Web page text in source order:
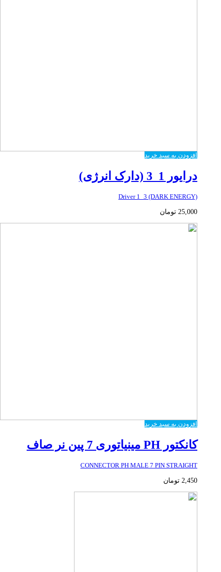
افزودن به سبد خرید
درایور 1_3 (دارک انرژی)
Driver 1_3 (DARK ENERGY)
25,000 تومان
افزودن به سبد خرید
کانکتور PH مینیاتوری 7 پین نر صاف
CONNECTOR PH MALE 7 PIN STRAIGHT
2,450 تومان